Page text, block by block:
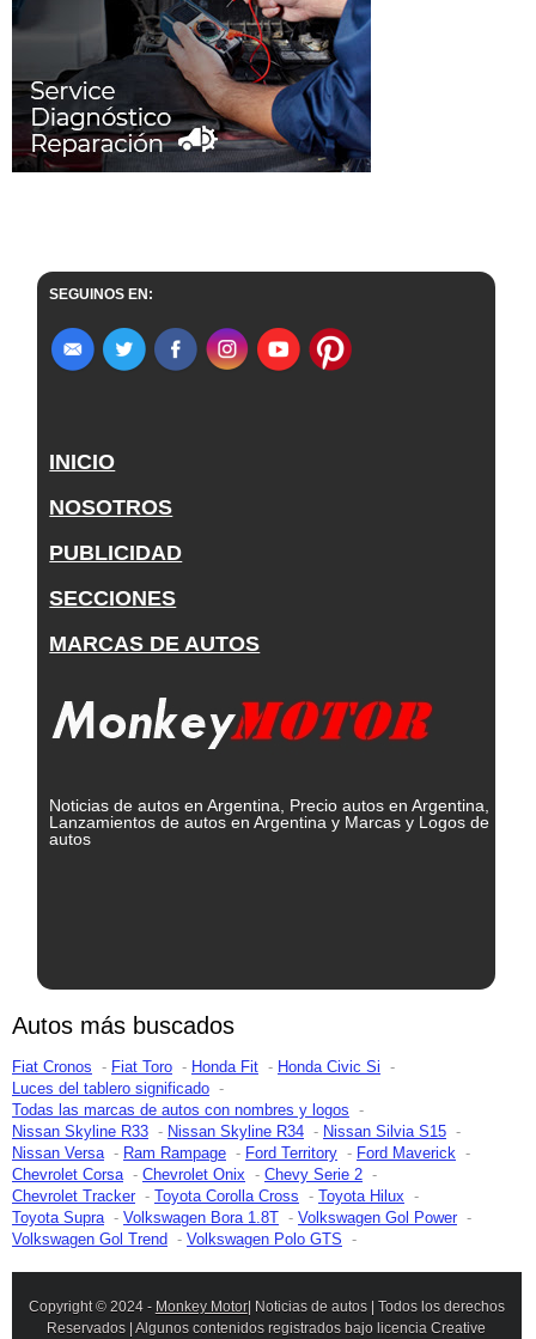
SEGUINOS EN:
INICIO
NOSOTROS
PUBLICIDAD
SECCIONES
MARCAS DE AUTOS
Noticias de autos en Argentina, Precio autos en Argentina,
Lanzamientos de autos en Argentina y Marcas y Logos de
autos
Autos más buscados
Fiat Cronos Fiat Toro Honda Fit
Honda Civic Si
Luces del tablero significado
Todas las marcas de autos con nombres y logos
Nissan Skyline R33
Nissan Skyline R34
Nissan Silvia S15
Nissan Versa
Ram Rampage Ford Territory
Ford Maverick
Chevrolet Corsa
Chevrolet Onix
Chevy Serie 2
Chevrolet Tracker
Toyota Corolla Cross
Toyota Hilux
Toyota Supra
Volkswagen Bora 1.8T
Volkswagen Gol Power
Volkswagen Gol Trend
Volkswagen Polo GTS
Copyright © 2024 - Monkey Motor| Noticias de autos | Todos los derechos
Reservados | Algunos contenidos registrados bajo licencia Creative